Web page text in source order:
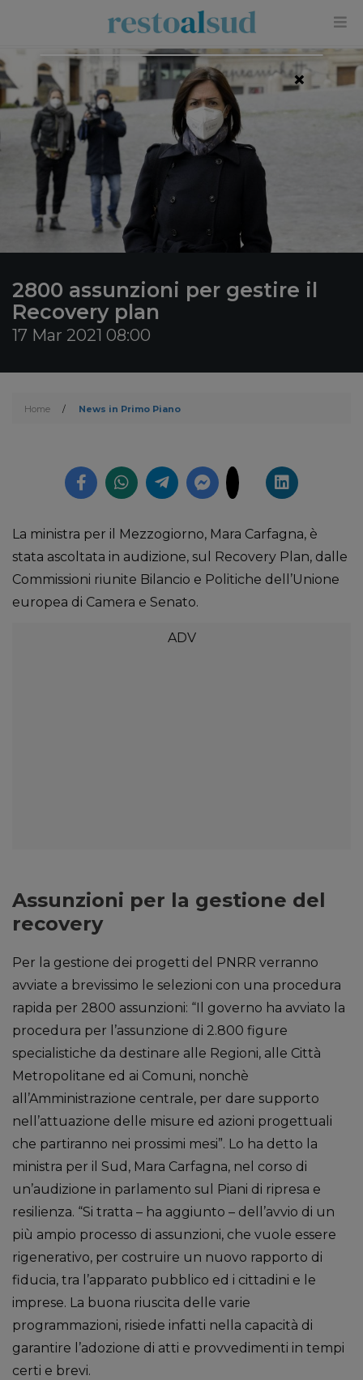
2800 assunzioni per gestire il
Recovery plan
17 Mar 2021 08:00
Home / News in Primo Piano
La ministra per il Mezzogiorno, Mara Carfagna, è
stata ascoltata in audizione, sul Recovery Plan, dalle
Commissioni riunite Bilancio e Politiche dell’Unione
europea di Camera e Senato.
Assunzioni per la gestione del
recovery
Per la gestione dei progetti del PNRR verranno
avviate a brevissimo le selezioni con una procedura
rapida per 2800 assunzioni: “Il governo ha avviato la
procedura per l’assunzione di 2.800 figure
specialistiche da destinare alle Regioni, alle Città
Metropolitane ed ai Comuni, nonchè
all’Amministrazione centrale, per dare supporto
nell’attuazione delle misure ed azioni progettuali
che partiranno nei prossimi mesi”. Lo ha detto la
ministra per il Sud, Mara Carfagna, nel corso di
un’audizione in parlamento sul Piani di ripresa e
resilienza. “Si tratta – ha aggiunto – dell’avvio di un
più ampio processo di assunzioni, che vuole essere
rigenerativo, per costruire un nuovo rapporto di
fiducia, tra l’apparato pubblico ed i cittadini e le
imprese. La buona riuscita delle varie
programmazioni, risiede infatti nella capacità di
garantire l’adozione di atti e provvedimenti in tempi
certi e brevi.
×